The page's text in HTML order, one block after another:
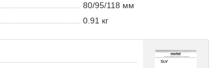
80/95/118 мм
0.91 кг